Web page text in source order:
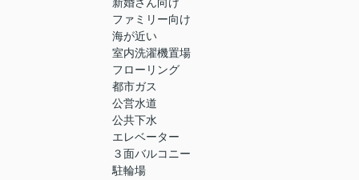
ファミリー向け
海が近い
室内洗濯機置場
フローリング
都市ガス
公営水道
公共下水
エレベーター
３面バルコニー
駐輪場